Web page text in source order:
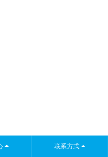
联系方式